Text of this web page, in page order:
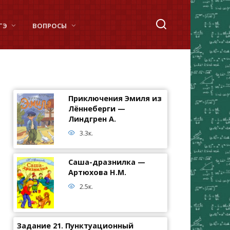
ВОПРОСЫ
Приключения Эмиля из
Лённеберги —
Линдгрен А.
3.3к.
Саша-дразнилка —
Артюхова Н.М.
2.5к.
Задание 21. Пунктуационный